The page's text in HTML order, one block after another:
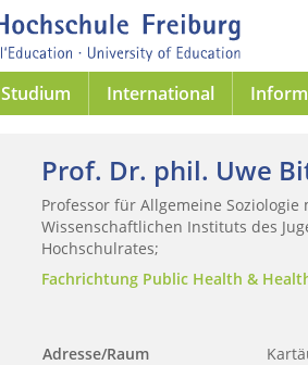
Studium International
Prof. Dr. phil. Uwe
Professor für Allgemeine
Wissenschaftlichen Instituts des
Hochschulrates;
Fachrichtung Public Health &
Adresse/Raum